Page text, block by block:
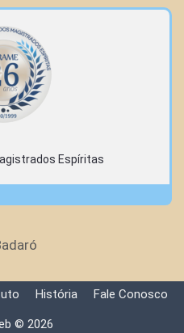
Espíritas
História Fale Conosco
© 2026